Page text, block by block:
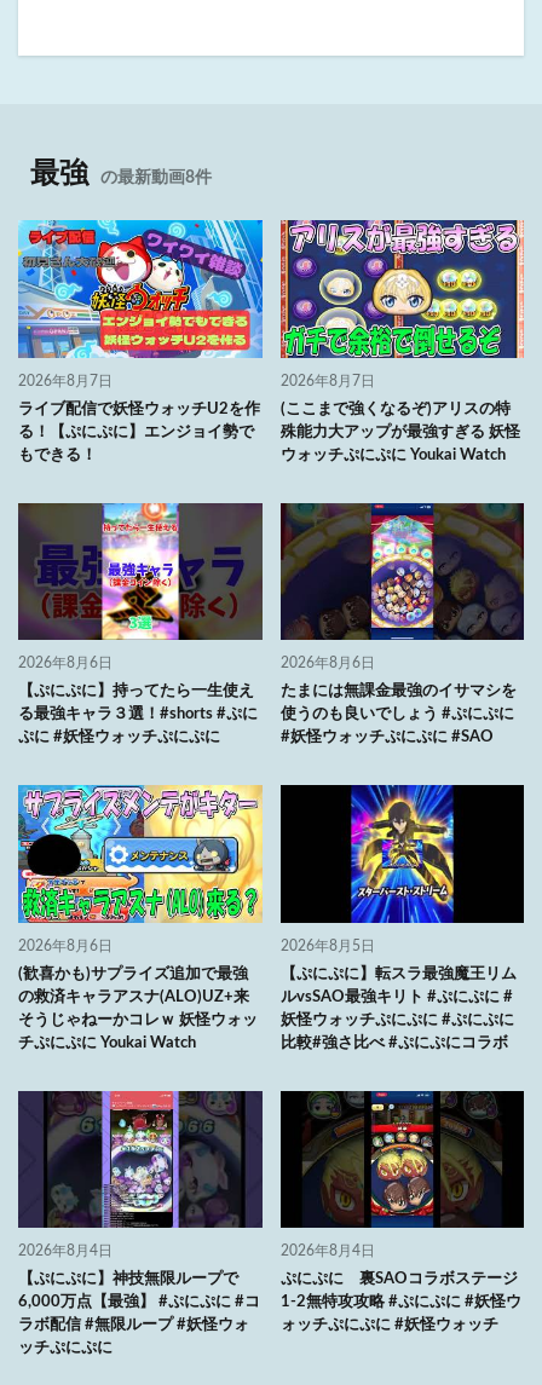
最強 の最新動画8件
2026年8月7日
ライブ配信で妖怪ウォッチU2を作
る！【ぷにぷに】エンジョイ勢で
もできる！
2026年8月7日
(ここまで強くなるぞ)アリスの特
殊能力大アップが最強すぎる 妖怪
ウォッチぷにぷに Youkai Watch
2026年8月6日
【ぷにぷに】持ってたら一生使え
る最強キャラ３選！#shorts #ぷに
ぷに #妖怪ウォッチぷにぷに
2026年8月6日
たまには無課金最強のイサマシを
使うのも良いでしょう #ぷにぷに
#妖怪ウォッチぷにぷに #SAO
2026年8月6日
(歓喜かも)サプライズ追加で最強
の救済キャラアスナ(ALO)UZ+来
そうじゃねーかコレｗ 妖怪ウォッ
チぷにぷに Youkai Watch
2026年8月5日
【ぷにぷに】転スラ最強魔王リム
ルvsSAO最強キリト #ぷにぷに #
妖怪ウォッチぷにぷに #ぷにぷに
比較#強さ比べ #ぷにぷにコラボ
2026年8月4日
【ぷにぷに】神技無限ループで
6,000万点【最強】 #ぷにぷに #コ
ラボ配信 #無限ループ #妖怪ウォ
ッチぷにぷに
2026年8月4日
ぷにぷに 裏SAOコラボステージ
1-2無特攻攻略 #ぷにぷに #妖怪ウ
ォッチぷにぷに #妖怪ウォッチ